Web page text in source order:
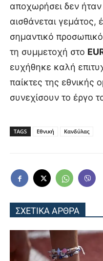
αποχωρήσει δεν
αισθάνεται γεμάτος,
σημαντικό
τη συμμετοχή στο
ευχήθηκε καλή
παίκτες της εθνικής
συνεχίσουν το έργο
TAGS Εθνική Κανδύλας
ΣΧΕΤΙΚΑ ΑΡΘΡΑ